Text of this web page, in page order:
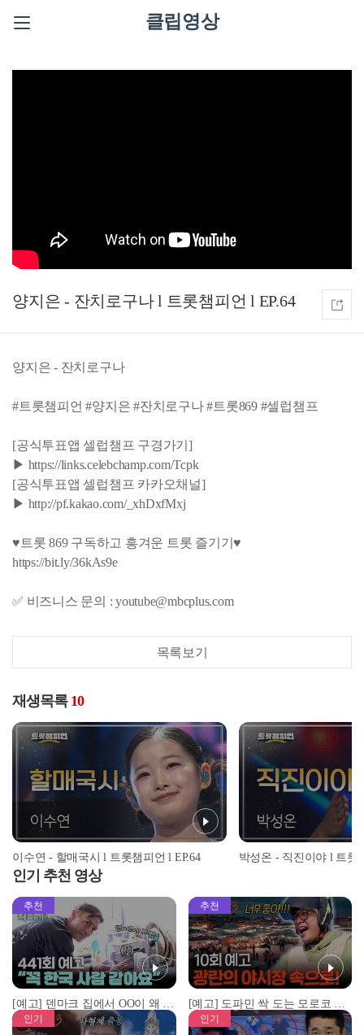
클립영상
양지은 - 잔치로구나 l 트롯챔피언 l EP.64
양지은 - 잔치로구나
#트롯챔피언 #양지은 #잔치로구나 #트롯869 #셀럽챔프
[공식투표앱 셀럽챔프 구경가기]
▶ https://links.celebchamp.com/Tcpk
[공식투표앱 셀럽챔프 카카오채널]
▶ http://pf.kakao.com/_xhDxfMxj
♥트롯 869 구독하고 흥겨운 트롯 즐기기♥
https://bit.ly/36kAs9e
✅ 비즈니스 문의 : youtube@mbcplus.com
목록보기
재생목록 10
이수연 - 할매국시 l 트롯챔피언 l EP.64 박성온 - 직진이야 l 트롯
인기 추천 영상
추천
[예고] 덴마크 집에서 OO이 왜 나와...? 이상할 정도로 한국을 사랑하는 우리 형을 제보합니다!
추천
[예고] 도파민 싹 도는 모로코 야시장 투어!
인기 인기